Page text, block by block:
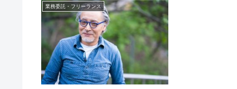
業務委託・フリーランス